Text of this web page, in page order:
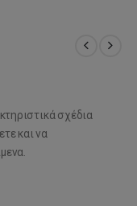
είναι:
σχέδια
και να